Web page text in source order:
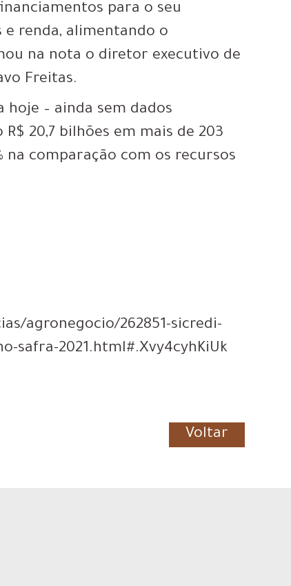
para o seu
renda, alimentando o
na nota o diretor executivo de
Freitas.
hoje – ainda sem dados
20,7 bilhões em mais de 203
na comparação com os recursos
agronegocio/262851-sicredi-
safra-2021.html#.Xvy4cyhKiUk
Voltar